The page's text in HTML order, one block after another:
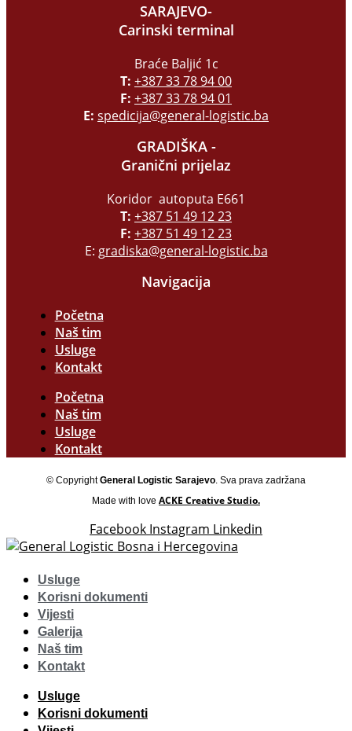
SARAJEVO-
Carinski terminal
Braće Baljić 1c
T: +387 33 78 94 00
F: +387 33 78 94 01
E: spedicija@general-logistic.ba
GRADIŠKA -
Granični prijelaz
Koridor autoputa E661
T: +387 51 49 12 23
F: +387 51 49 12 23
E: gradiska@general-logistic.ba
Navigacija
Početna
Naš tim
Usluge
Kontakt
Početna
Naš tim
Usluge
Kontakt
© CopyrightGeneral Logistic Sarajevo . Sva prava zadržana
Made with love ACKE Creative Studio.
Facebook Instagram Linkedin
Usluge
Korisni dokumenti
Vijesti
Galerija
Naš tim
Kontakt
Usluge
Korisni dokumenti